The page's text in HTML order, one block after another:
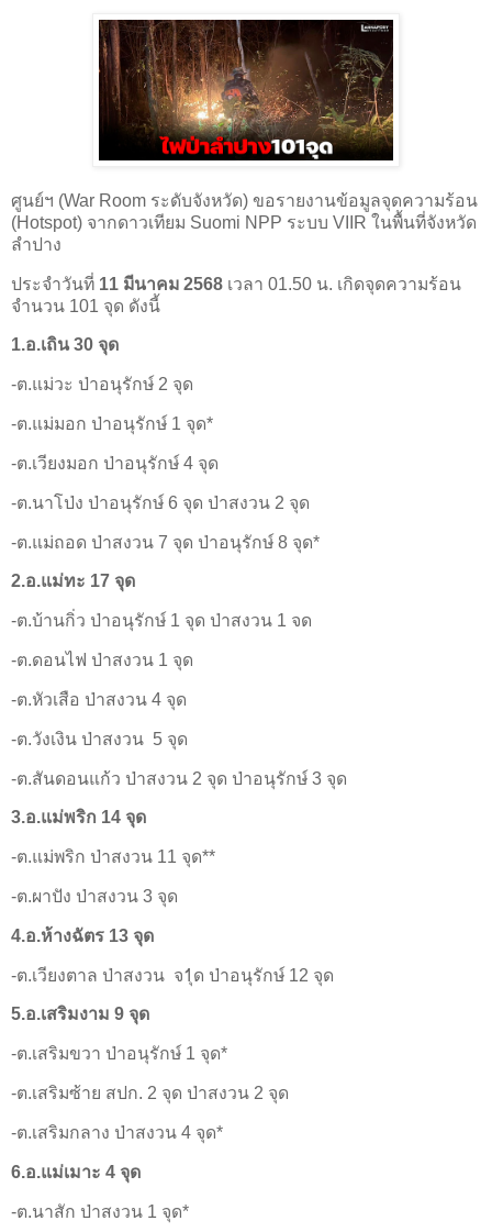
ศูนย์ฯ (War Room ระดับจังหวัด) ขอรายงานข้อมูลจุดความร้อน
(Hotspot) จากดาวเทียม Suomi NPP ระบบ VIIR ในพื้นที่จังหวัด
ลำปาง
ประจำวันที่ 11 มีนาคม 2568 เวลา 01.50 น. เกิดจุดความร้อน
จำนวน 101 จุด ดังนี้
1.อ.เถิน 30 จุด
-ต.แม่วะ ป่าอนุรักษ์ 2 จุด
-ต.แม่มอก ป่าอนุรักษ์ 1 จุด*
-ต.เวียงมอก ป่าอนุรักษ์ 4 จุด
-ต.นาโป่ง ป่าอนุรักษ์ 6 จุด ป่าสงวน 2 จุด
-ต.แม่ถอด ป่าสงวน 7 จุด ป่าอนุรักษ์ 8 จุด*
2.อ.แม่ทะ 17 จุด
-ต.บ้านกิ่ว ป่าอนุรักษ์ 1 จุด ป่าสงวน 1 จด
-ต.ดอนไฟ ป่าสงวน 1 จุด
-ต.หัวเสือ ป่าสงวน 4 จุด
-ต.วังเงิน ป่าสงวน 5 จุด
-ต.สันดอนแก้ว ป่าสงวน 2 จุด ป่าอนุรักษ์ 3 จุด
3.อ.แม่พริก 14 จุด
-ต.แม่พริก ป่าสงวน 11 จุด**
-ต.ผาปัง ป่าสงวน 3 จุด
4.อ.ห้างฉัตร 13 จุด
-ต.เวียงตาล ป่าสงวน จ1ุด ป่าอนุรักษ์ 12 จุด
5.อ.เสริมงาม 9 จุด
-ต.เสริมขวา ป่าอนุรักษ์ 1 จุด*
-ต.เสริมซ้าย สปก. 2 จุด ป่าสงวน 2 จุด
-ต.เสริมกลาง ป่าสงวน 4 จุด*
6.อ.แม่เมาะ 4 จุด
-ต.นาสัก ป่าสงวน 1 จุด*